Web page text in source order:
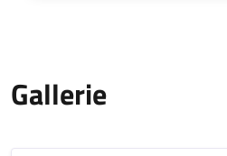
Gallerie